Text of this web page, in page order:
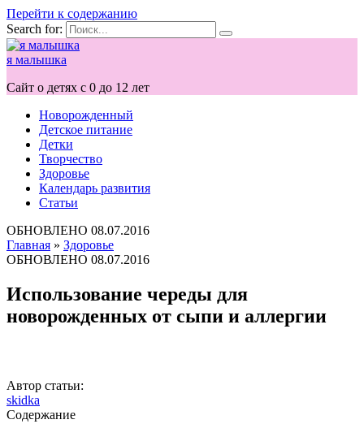
Перейти к содержанию
Search for:
я малышка
Сайт о детях с 0 до 12 лет
Новорожденный
Детское питание
Детки
Творчество
Здоровье
Календарь развития
Статьи
ОБНОВЛЕНО 08.07.2016
Главная » Здоровье
ОБНОВЛЕНО 08.07.2016
Использование череды для
новорожденных от сыпи и аллергии
Автор статьи:
skidka
Содержание